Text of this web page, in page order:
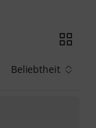
Beliebtheit